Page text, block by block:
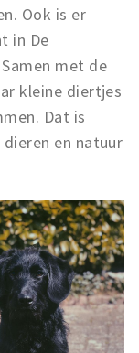
Ook is er
in De
met de
kleine diertjes
Dat is
en natuur